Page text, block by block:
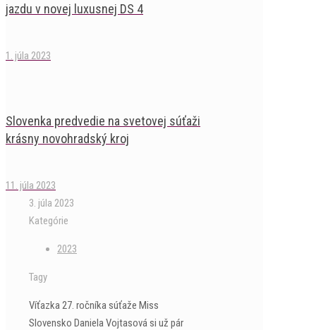
jazdu v novej luxusnej DS 4
1. júla 2023
Slovenka predvedie na svetovej súťaži
krásny novohradský kroj
11. júla 2023
3. júla 2023
Kategórie
2023
Tagy
Víťazka 27. ročníka súťaže Miss
Slovensko Daniela Vojtasová si už pár